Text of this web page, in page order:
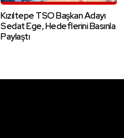
Kızıltepe TSO Başkan Adayı
Sedat Ege, Hedeflerini Basınla
Paylaştı